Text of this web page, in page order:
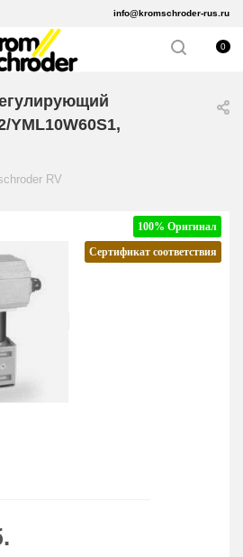
info@kromschroder-rus.ru
0
YML10W60S1,
RV
100% Оригинал
Сертификат соответствия